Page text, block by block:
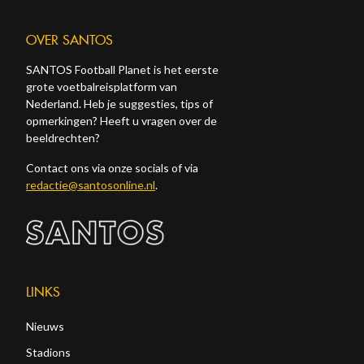
OVER SANTOS
SANTOS Football Planet is het eerste
grote voetbalreisplatform van
Nederland. Heb je suggesties, tips of
opmerkingen? Heeft u vragen over de
beeldrechten?
Contact ons via onze socials of via
redactie@santosonline.nl.
LINKS
Nieuws
Stadions